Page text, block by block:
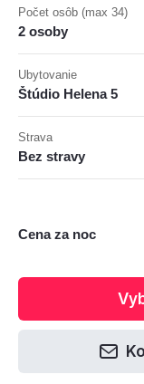
Počet osôb (max 34)
2 osoby
Ubytovanie
Štúdio Helena 5
Strava
Bez stravy
Cena za noc